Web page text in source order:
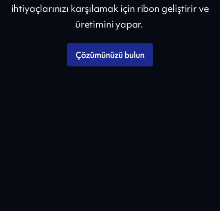
ihtiyaçlarınızı karşılamak için ribon geliştirir ve
üretimini yapar.
Çözümünüzü bulun